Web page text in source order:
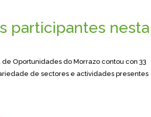
participantes nesta
de Oportunidades do Morrazo contou con 33
de sectores e actividades presentes